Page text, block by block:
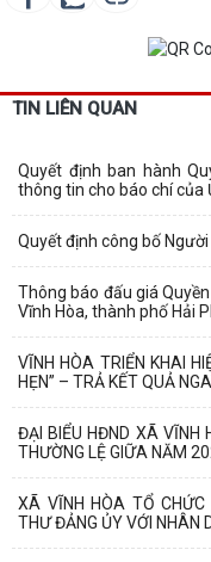
TIN LIÊN QUAN
Quyết định ban hành
thông tin cho báo chí của
Quyết định công bố
Thông báo đấu giá
Vĩnh Hòa, thành phố Hải
VĨNH HÒA TRIỂN KHAI
HẸN” – TRẢ KẾT QUẢ
ĐẠI BIỂU HĐND XÃ VĨNH
THƯỜNG LỆ GIỮA NĂM
XÃ VĨNH HÒA TỔ CHỨC
THƯ ĐẢNG ỦY VỚI NHÂN